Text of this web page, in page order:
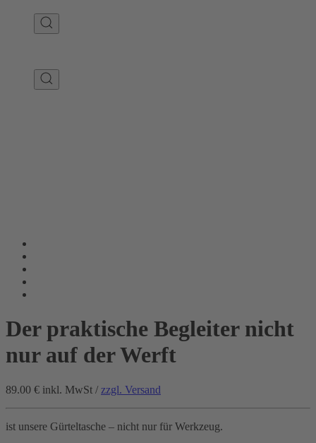
Der praktische Begleiter nicht
nur auf der Werft
89.00 € inkl. MwSt / zzgl. Versand
ist unsere Gürteltasche – nicht nur für Werkzeug.